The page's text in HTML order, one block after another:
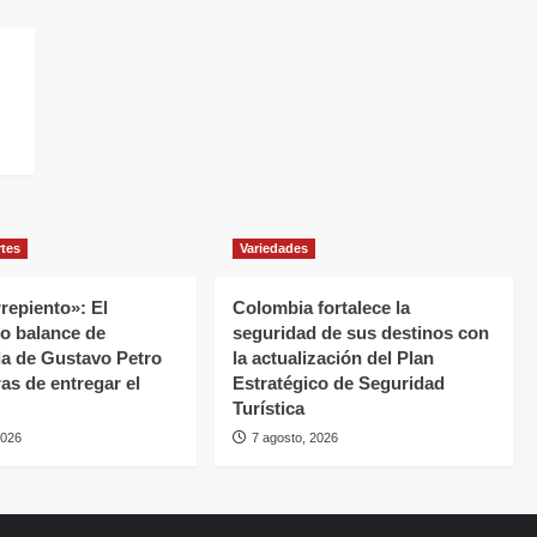
El
balance de
de Gustavo Petro
de entregar el
Variedades
Colombia fortalece la
seguridad de sus destinos con
la actualización del Plan
Estratégico de Seguridad
Turística
7 agosto, 2026